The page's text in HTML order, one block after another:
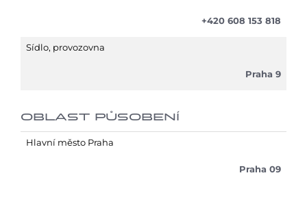
+420 608 153 818
Sídlo, provozovna
Praha 9
OBLAST PŮSOBENÍ
Hlavní město Praha
Praha 09